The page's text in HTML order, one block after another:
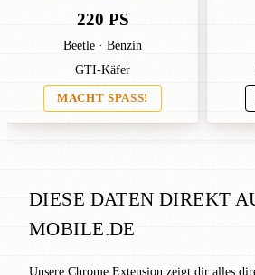
220 PS
Beetle · Benzin
GTI-Käfer
MACHT SPASS!
DIESE DATEN DIREKT
MOBILE.DE
Unsere Chrome Extension zeigt dir alles